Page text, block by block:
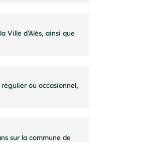
Ville d’Alès, ainsi que
ou occasionnel,
sur la commune de